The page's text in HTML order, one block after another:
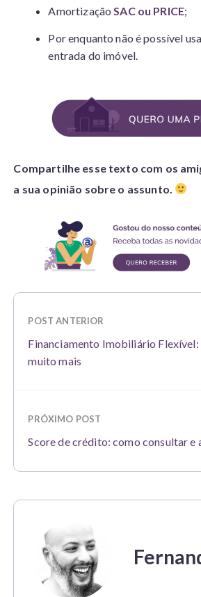
Amortização SAC ou PRICE;
Por enquanto não é possível
entrada do imóvel.
Compartilhe esse texto com os
a sua opinião sobre o assunto.
POST ANTERIOR
Financiamento Imobiliário Flexível:
muito mais
PRÓXIMO POST
Score de crédito: como consultar e